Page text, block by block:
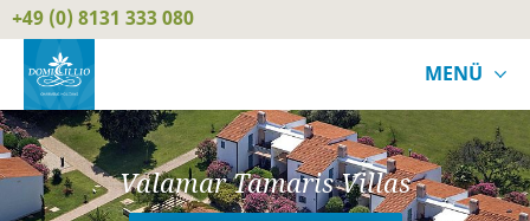
+49 (0) 8131 333 080
MENÜ
Valamar Tamaris Villas